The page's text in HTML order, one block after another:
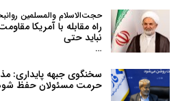
حجت‌الاسلام والمسلمین
راه مقابله با آمریکا
نباید حتی
…
سخنگوی جبهه پایداری:
حرمت مسئولان حفظ